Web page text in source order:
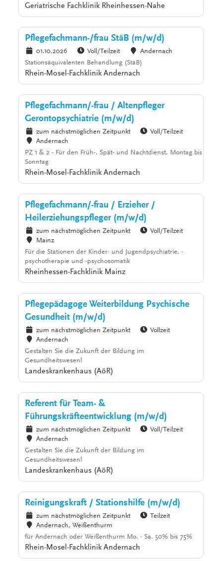
Geriatrische Fachklinik Rheinhessen-Nahe
Pflegefachmann-/frau StäB (m/w/d)
01.10.2026 Voll/Teilzeit
Andernach
Stationsäquivalenten Behandlung (StäB)
Rhein-Mosel-Fachklinik Andernach
Pflegefachmann/-frau / Altenpfleger
Gerontopsychiatrie (m/w/d)
zum nächstmöglichen Zeitpunkt
Voll/Teilzeit
Andernach
PZ 1 & 2 - Für den Früh-, Spät- und Nachtdienst. Montag bis
Sonntag
Rhein-Mosel-Fachklinik Andernach
Pflegefachmann/-frau / Erzieher /
Heilerziehungspfleger (m/w/d)
zum nächstmöglichen Zeitpunkt
Voll/Teilzeit
Mainz
Für die Stationen der Kinder- und Jugendpsychiatrie, -
psychotherapie und -psychosomatik
Rheinhessen-Fachklinik Mainz
Pflegepädagoge Weiterbildung Psychische
Gesundheit (m/w/d)
zum nächstmöglichen Zeitpunkt
Vollzeit
Andernach
Gestalten Sie die Zukunft der Bildung im
Gesundheitswesen!
Landeskrankenhaus (AöR)
Referent für Team- &
Führungskräfteentwicklung (m/w/d)
zum nächstmöglichen Zeitpunkt
Voll/Teilzeit
Andernach
Gestalten Sie die Zukunft der Bildung im
Gesundheitswesen!
Landeskrankenhaus (AöR)
Reinigungskraft / Stationshilfe (m/w/d)
zum nächstmöglichen Zeitpunkt
Teilzeit
Andernach, Weißenthurm
für Andernach oder Weißenthurm Mo. - Sa. 50% bis 75%
Rhein-Mosel-Fachklinik Andernach